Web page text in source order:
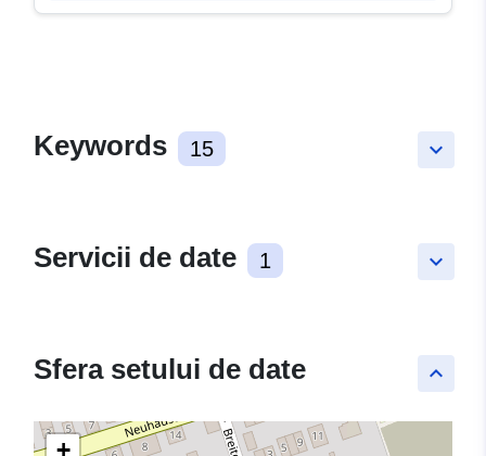
keyboard_arrow_down
Keywords 15
keyboard_arrow_down
Servicii de date 1
keyboard_arrow_up
Sfera setului de date
+